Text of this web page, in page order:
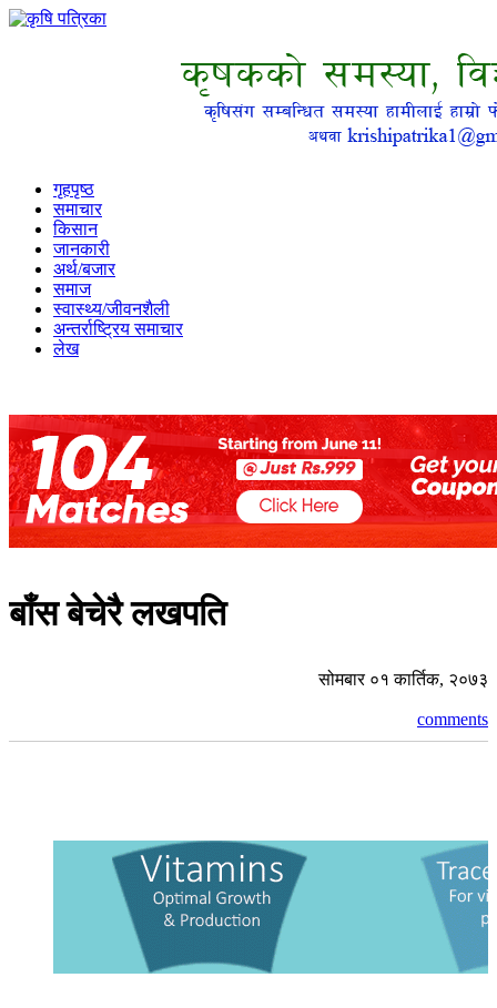
गृहपृष्ठ
समाचार
किसान
जानकारी
अर्थ/बजार
समाज
स्वास्थ्य/जीवनशैली
अन्तर्राष्ट्रिय समाचार
लेख
बाँस बेचेरै लखपति
सोमबार ०१ कार्तिक, २०७३
comments